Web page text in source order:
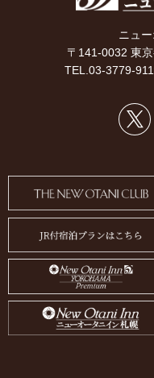
ニュ
〒141-0032 東
TEL. 03-3779-